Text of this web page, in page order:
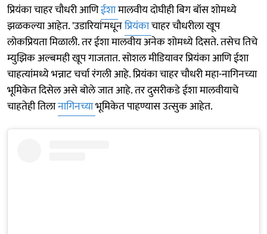
प्रियंका चाहर चौधरी आणिईशामालवीय दोघीही बिग बॉस शोमध्ये
झळकल्या आहेत. 'उडारियां'मधूनप्रियंकाचाहर चौधरीला खूप
लोकप्रियता मिळाली. तर ईशा मालवीय अनेक शोमध्ये दिसते. तसेच तिचे
म्युझिक अल्बमही खूप गाजतात. सोशल मीडियावर प्रियंका आणि ईशा
चाहत्यांमध्ये भन्नाट चर्चा रंगली आहे. प्रियंका चाहर चौधरी महा-नागिनच्या
भूमिकेत दिसेल असे बोले जात आहे. तर दुसरीकडे ईशा मालवीयाचे
चाहतेही तिलानागिनच्याभूमिकेत पाहण्यास उत्सुक आहेत.